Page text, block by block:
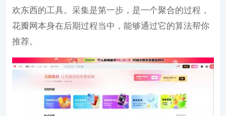
欢东西的工具。采集是第一步，是一个聚合的过程，
花瓣网本身在后期过程当中，能够通过它的算法帮你
推荐。